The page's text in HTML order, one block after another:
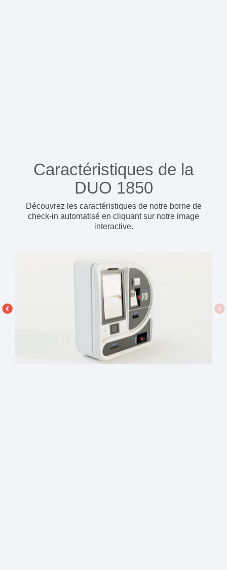
Caractéristiques de la
DUO 1850
Découvrez les caractéristiques de notre borne de
check-in automatisé en cliquant sur notre image
interactive.